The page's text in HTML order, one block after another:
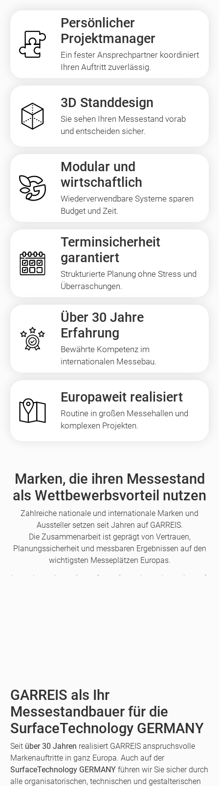
Persönlicher
Projektmanager
Ein fester Ansprechpartner koordiniert
Ihren Auftritt zuverlässig.
3D Standdesign
Sie sehen Ihren Messestand vorab
und entscheiden sicher.
Modular und
wirtschaftlich
Wiederverwendbare Systeme sparen
Budget und Zeit.
Terminsicherheit
garantiert
Strukturierte Planung ohne Stress und
Überraschungen.
Über 30 Jahre
Erfahrung
Bewährte Kompetenz im
internationalen Messebau.
Europaweit realisiert
Routine in großen Messehallen und
komplexen Projekten.
Marken, die ihren Messestand
als Wettbewerbsvorteil nutzen
Zahlreiche nationale und internationale Marken und
Aussteller setzen seit Jahren auf GARREIS.
Die Zusammenarbeit ist geprägt von Vertrauen,
Planungssicherheit und messbaren Ergebnissen auf den
wichtigsten Messeplätzen Europas.
GARREIS als Ihr
Messestandbauer für die
SurfaceTechnology GERMANY
Seit über 30 Jahren realisiert GARREIS anspruchsvolle
Markenauftritte in ganz Europa. Auch auf der
SurfaceTechnology GERMANY führen wir Sie sicher durch
alle organisatorischen, technischen und gestalterischen